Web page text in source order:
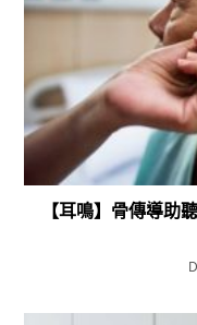
【耳鳴】骨傳導助